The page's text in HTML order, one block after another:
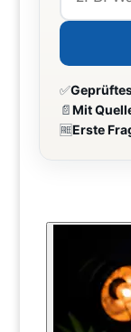
✅
📄Mit
🆓Erste